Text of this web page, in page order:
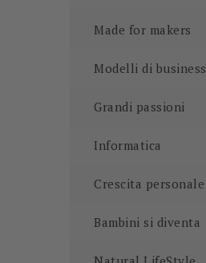
Made for makers
Modelli di business
Grandi passioni
Informatica
Crescita personale
Bambini si diventa